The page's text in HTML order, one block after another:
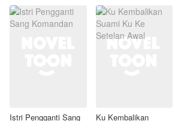
Istri Pengganti Sang Ku Kembalikan